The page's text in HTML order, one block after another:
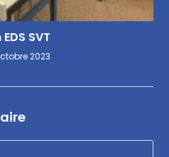
SVT
2023